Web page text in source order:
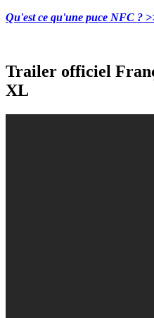
Qu'est ce qu'une puce NFC ?
Trailer officiel
XL